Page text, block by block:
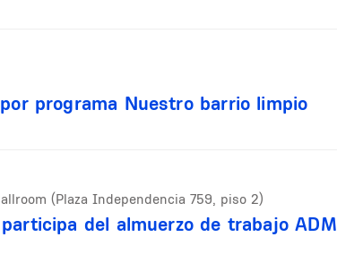
programa Nuestro barrio limpio
(Plaza Independencia 759, piso 2)
del almuerzo de trabajo ADM